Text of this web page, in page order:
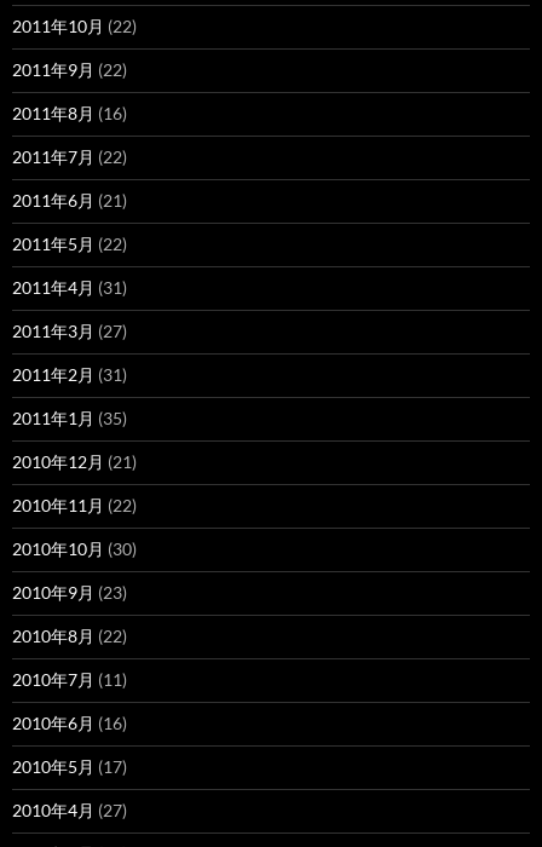
2011年10月 (22)
2011年9月 (22)
2011年8月 (16)
2011年7月 (22)
2011年6月 (21)
2011年5月 (22)
2011年4月 (31)
2011年3月 (27)
2011年2月 (31)
2011年1月 (35)
2010年12月 (21)
2010年11月 (22)
2010年10月 (30)
2010年9月 (23)
2010年8月 (22)
2010年7月 (11)
2010年6月 (16)
2010年5月 (17)
2010年4月 (27)